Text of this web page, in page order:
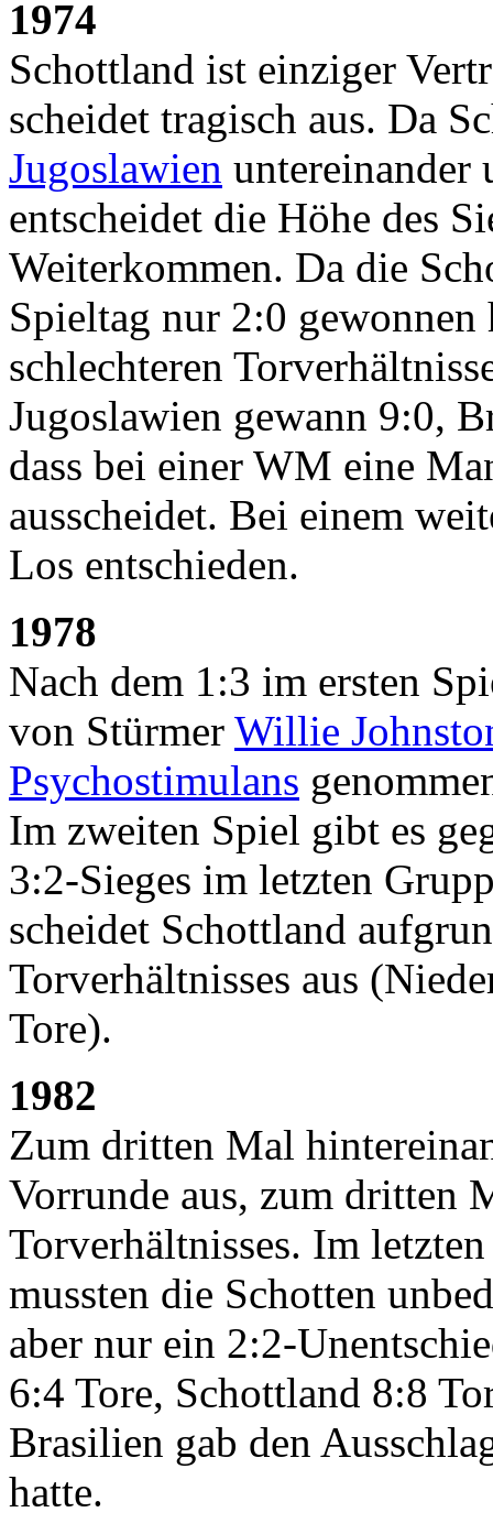
1974
Schottland ist einziger
scheidet tragisch aus. Da
Jugoslawien untereinander
entscheidet die Höhe des
Weiterkommen. Da die
Spieltag nur 2:0 gewonnen
schlechteren
Jugoslawien gewann 9:0,
dass bei einer WM eine
ausscheidet. Bei einem
Los entschieden.
1978
Nach dem 1:3 im ersten
von Stürmer Willie
Psychostimulans
Im zweiten Spiel gibt es
3:2-Sieges im letzten
scheidet Schottland
Torverhältnisses aus
Tore).
1982
Zum dritten Mal
Vorrunde aus, zum dritten
Torverhältnisses. Im
mussten die Schotten
aber nur ein 2:2-
6:4 Tore, Schottland 8:8
Brasilien gab den
hatte.